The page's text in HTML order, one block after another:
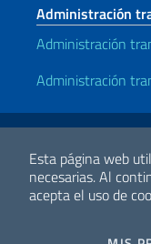
Esta página web
necesarias.Al
acepta el uso de
Administración
Administración
Administración
Enlaces